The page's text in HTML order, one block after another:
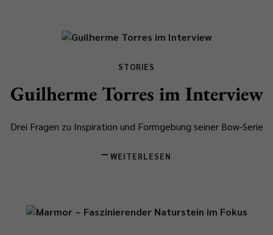
STORIES
Guilherme Torres im Interview
Drei Fragen zu Inspiration und Formgebung seiner Bow-Serie
WEITERLESEN